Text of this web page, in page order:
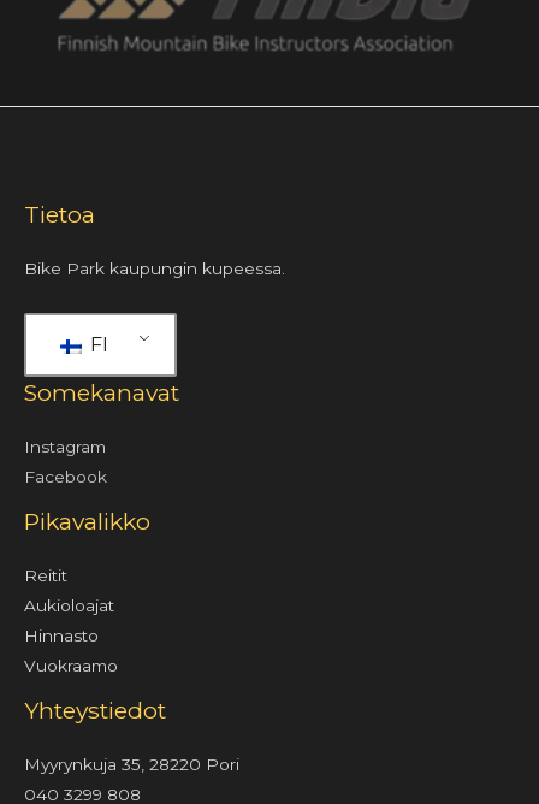
Tietoa
Bike Park kaupungin kupeessa.
FI
Somekanavat
Instagram
Facebook
Pikavalikko
Reitit
Aukioloajat
Hinnasto
Vuokraamo
Yhteystiedot
Myyrynkuja 35, 28220 Pori
040 3299 808